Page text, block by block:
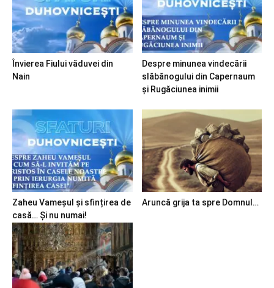
Învierea Fiului văduvei din
Nain
Despre minunea vindecării
slăbănogului din Capernaum
și Rugăciunea inimii
Zaheu Vameșul și sfințirea de
casă… Și nu numai!
Aruncă grija ta spre Domnul…